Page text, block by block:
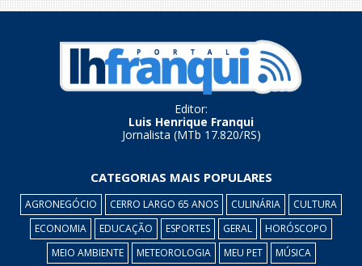
Editor:
Luis Henrique Franqui
Jornalista (MTb 17.820/RS)
CATEGORIAS MAIS POPULARES
AGRONEGÓCIO CERRO LARGO 65 ANOS CULINÁRIA
CULTURA
ECONOMIA
EDUCAÇÃO ESPORTES GERAL
HORÓSCOPO
MEIO AMBIENTE
METEOROLOGIA MEU PET MÚSICA